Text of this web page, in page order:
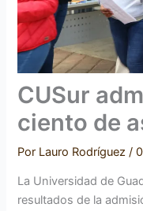
CUSur
ciento de
Por Lauro Rodríguez/
La Universidad de
resultados de la